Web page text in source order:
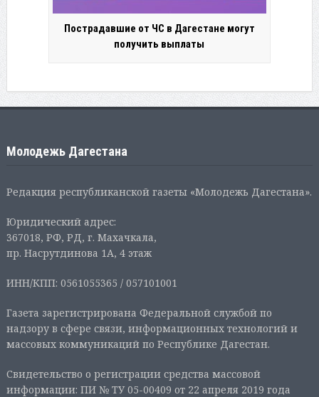
Пострадавшие от ЧС в Дагестане могут
получить выплаты
Молодежь Дагестана
Редакция республиканской газеты «Молодежь Дагестана».
Юридический адрес:
367018, РФ, РД, г. Махачкала,
пр. Насрутдинова 1А, 4 этаж
ИНН/КПП: 0561055365 / 057101001
Газета зарегистрирована Федеральной службой по
надзору в сфере связи, информационных технологий и
массовых коммуникаций по Республике Дагестан.
Свидетельство о регистрации средства массовой
информации: ПИ № ТУ 05-00409 от 22 апреля 2019 года